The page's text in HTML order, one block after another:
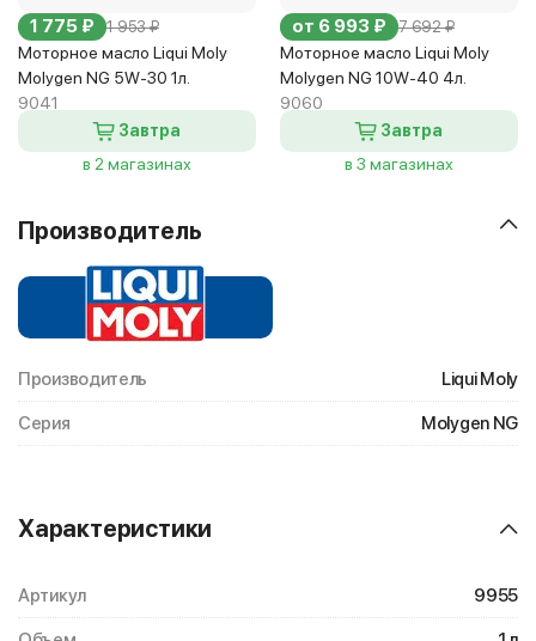
1 775 ₽ 1 953 ₽
Моторное масло Liqui Moly
Molygen NG 5W-30 1л.
9041
Завтра
в 2 магазинах
от 6 993 ₽ 7 692 ₽
Моторное масло Liqui Moly
Molygen NG 10W-40 4л.
9060
Завтра
в 3 магазинах
Производитель
Производитель Liqui Moly
Серия Molygen NG
Характеристики
Артикул 9955